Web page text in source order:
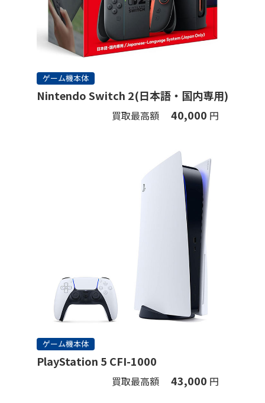
ゲーム機本体
Nintendo Switch 2(日本語・国内専用)
買取最高額 40,000 円
ゲーム機本体
PlayStation 5 CFI-1000
買取最高額 43,000 円